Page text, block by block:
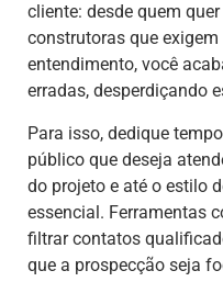
cliente: desde quem
construtoras que
entendimento, você
erradas, desperdiçando
Para isso, dedique
público que deseja
do projeto e até o estilo
essencial. Ferramentas
filtrar contatos
que a prospecção seja